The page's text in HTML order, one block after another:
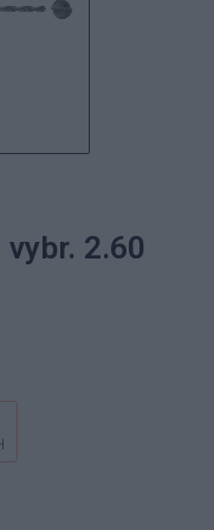
vybr. 2.60